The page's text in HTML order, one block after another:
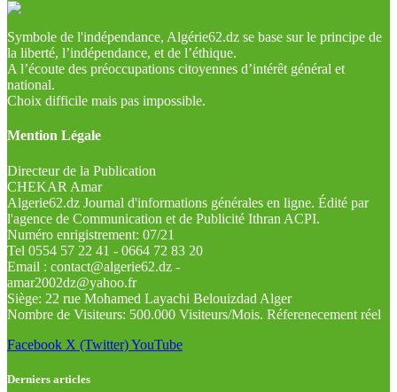
Symbole de l'indépendance, Algérie62.dz se base sur le principe de
la liberté, l’indépendance, et de l’éthique.
A l’écoute des préoccupations citoyennes d’intérêt général et
national.
Choix difficile mais pas impossible.
Mention Légale
Directeur de la Publication
CHEKAR Amar
Algerie62.dz Journal d'informations générales en ligne. Édité par
l'agence de Communication et de Publicité Ithran ACPI.
Numéro enrigistrement: 07/21
Tel 0554 57 22 41 - 0664 72 83 20
Email : contact@algerie62.dz -
amar2002dz@yahoo.fr
Siège: 22 rue Mohamed Layachi Belouizdad Alger
Nombre de Visiteurs: 500.000 Visiteurs/Mois. Réferenecement réel
Facebook X (Twitter)YouTube
Derniers articles